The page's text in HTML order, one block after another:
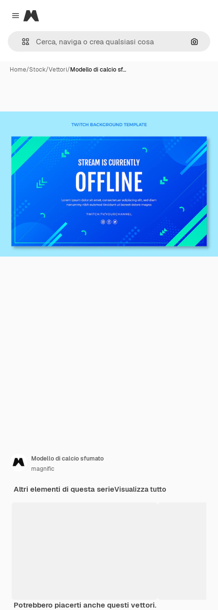
Close menu
Magnific
Cerca
Home/Stock/Vettori/Modello di calcio sf…
Modello di calcio sfumato
magnific
Altri elementi di questa serieVisualizza tutto
Potrebbero piacerti anche questi vettori.